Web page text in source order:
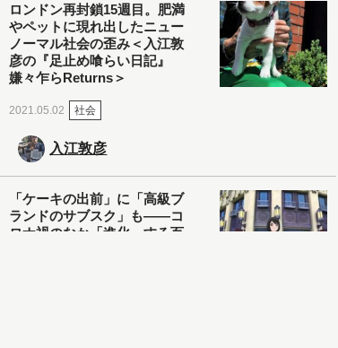
ロンドン再封鎖15週目。肥満
やペットに現れ出したニュー
ノーマル社会の歪み＜入江敦
彦の『足止め喰らい日記』
嫌々乍らReturns＞
2021.05.02 社会
入江敦彦
「ケーキの出前」に「高級ブ
ランドのサブスク」も――コ
ロナ禍のなか「進化」する百